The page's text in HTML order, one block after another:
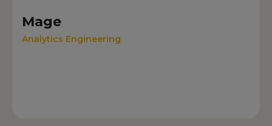
Mage
Analytics Engineering